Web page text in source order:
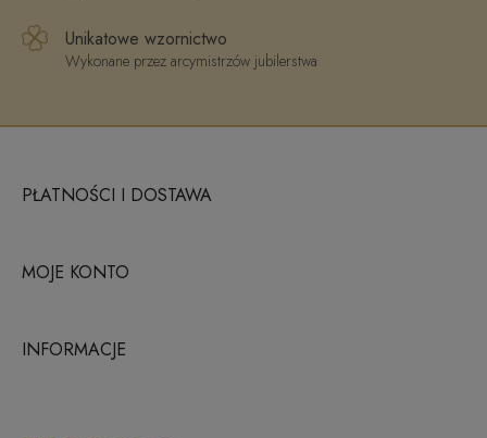
Unikatowe wzornictwo
Wykonane przez arcymistrzów jubilerstwa
PŁATNOŚCI I DOSTAWA
MOJE KONTO
INFORMACJE